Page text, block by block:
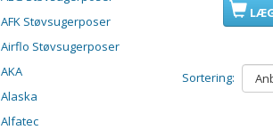
AFK Støvsugerposer
Airflo Støvsugerposer
AKA
Alaska
Alfatec
Sortering: